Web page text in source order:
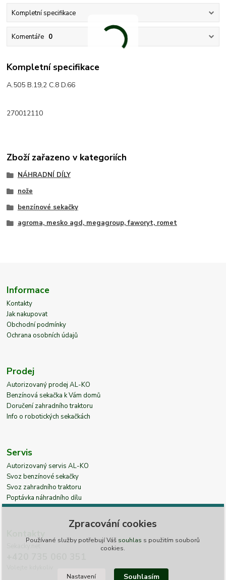
Kompletní specifikace
Komentáře 0
Kompletní specifikace
A.505 B.19,2 C.8 D.66
270012110
Zboží zařazeno v kategoriích
NÁHRADNÍ DÍLY
nože
benzínové sekačky
agroma, mesko agd, megagroup, faworyt, romet
Informace
Kontakty
Jak nakupovat
Obchodní podmínky
Ochrana osobních údajů
Prodej
Autorizovaný prodej AL-KO
Benzínová sekačka k Vám domů
Doručení zahradního traktoru
Info o robotických sekačkách
Servis
Autorizovaný servis AL-KO
Svoz benzínové sekačky
Svoz zahradního traktoru
Poptávka náhradního dílu
Zpracování cookies
Používané služby potřebují Váš souhlas s použitím souborů
cookies.
Nastavení Souhlasím